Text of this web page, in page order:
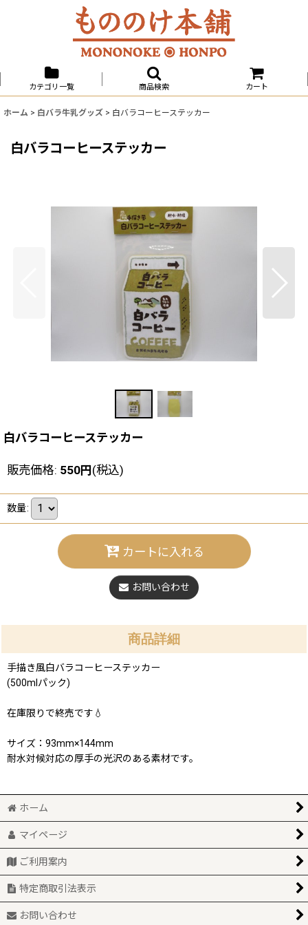
カテゴリ一覧 商品検索 カート
ホーム > 白バラ牛乳グッズ > 白バラコーヒーステッカー
白バラコーヒーステッカー
白バラコーヒーステッカー
販売価格: 550円(税込)
数量:
カートに入れる
お問い合わせ
商品詳細
手描き風白バラコーヒーステッカー
(500mlパック)
在庫限りで終売です💧
サイズ：93mm×144mm
耐水対候対応の厚手の光沢のある素材です。
ホーム
マイページ
ご利用案内
特定商取引法表示
お問い合わせ